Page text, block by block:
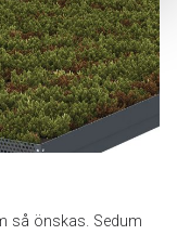
så önskas. Sedum